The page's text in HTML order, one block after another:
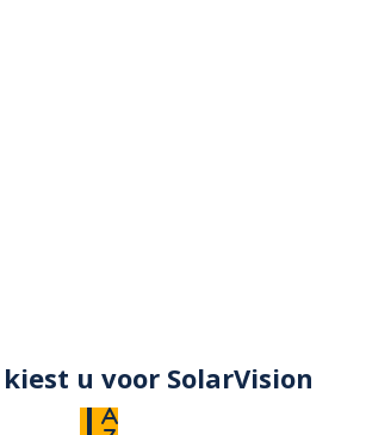
u voor SolarVision